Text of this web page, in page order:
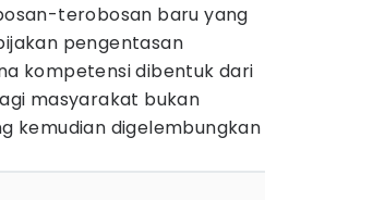
terobosan baru yang
pengentasan
kompetensi dibentuk dari
masyarakat bukan
kemudian digelembungkan